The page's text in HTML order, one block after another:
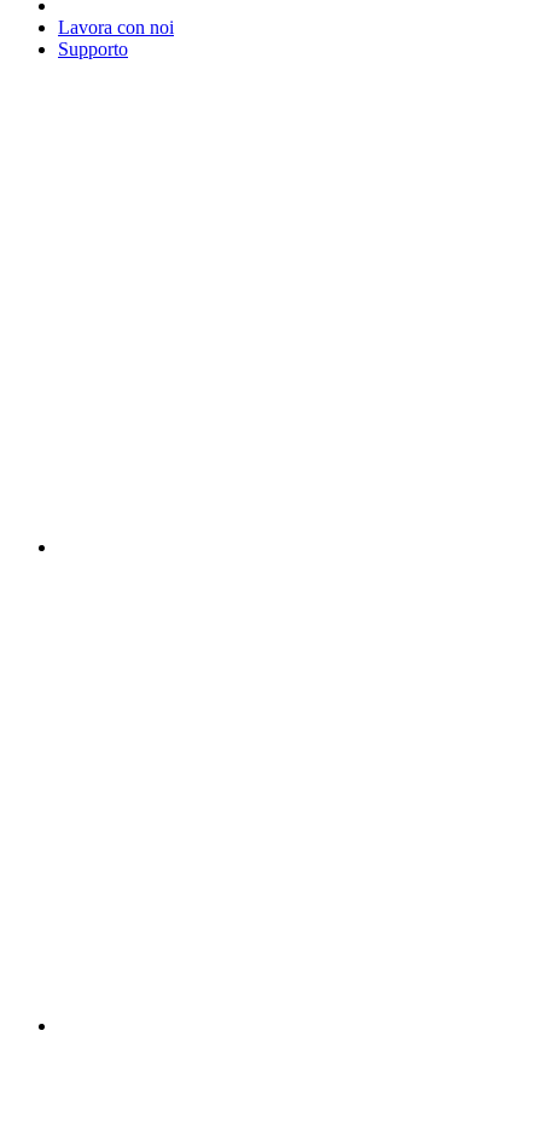
Lavora con noi
Supporto